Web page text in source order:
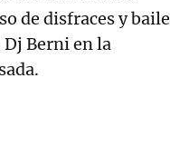
de disfraces y baile
Berni en la